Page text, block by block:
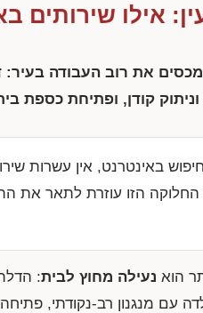
אילו
מכסים את רוב העבודה
קודן, ופתיחת כספת
באינטרנט, אין עשרות
הזו עוזרת לתאר את
הוא נעילה מחוץ לבית:
עם מנגנון רב-נקודתי,